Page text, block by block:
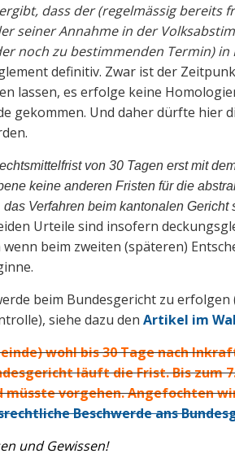
dass der (regelmässig bereits
seiner Annahme in der
noch zu bestimmenden Termin)
definitiv. Zwar ist der
lassen, es erfolge keine
gekommen. Und daher dürfte hier
von 30 Tagen erst mit
keine anderen Fristen für die
Verfahren beim kantonalen Gericht
Urteile sind insofern
beim zweiten (späteren)
beim Bundesgericht zu erfolgen
siehe dazu den Artikel im
wohl bis 30 Tage nach
läuft die Frist. Bis zum
müsste vorgehen. Angefochten
Beschwerde ans
und Gewissen!